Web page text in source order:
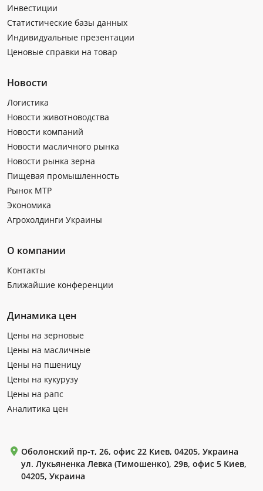
Инвестиции
Статистические базы данных
Индивидуальные презентации
Ценовые справки на товар
Новости
Логистика
Новости животноводства
Новости компаний
Новости масличного рынка
Новости рынка зерна
Пищевая промышленность
Рынок МТР
Экономика
Агрохолдинги Украины
О компании
Контакты
Ближайшие конференции
Динамика цен
Цены на зерновые
Цены на масличные
Цены на пшеницу
Цены на кукурузу
Цены на рапс
Аналитика цен
Оболонский пр-т, 26, офис 22 Киев, 04205, Украина
ул. Лукьяненка Левка (Тимошенко), 29в, офис 5 Киев,
04205, Украина